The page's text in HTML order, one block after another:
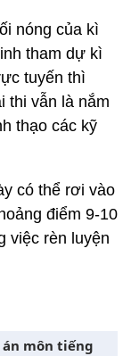
nóng của kì
tham dự kì
tuyến thì
thi vẫn là nắm
thạo các kỹ
có thể rơi vào
điểm 9-10
việc rèn luyện
môn tiếng